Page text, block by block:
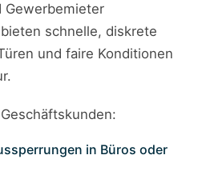
Gewerbemieter
schnelle, diskrete
und faire Konditionen
in Büros oder